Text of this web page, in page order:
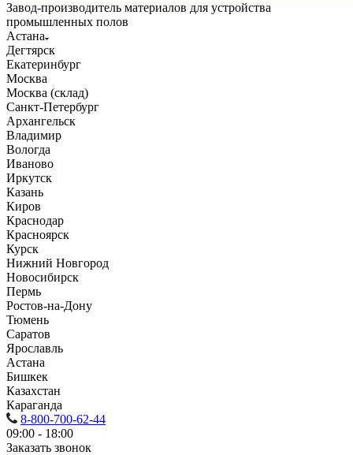
Завод-производитель материалов для устройства
промышленных полов
Астана
Дегтярск
Екатеринбург
Москва
Москва (склад)
Санкт-Петербург
Архангельск
Владимир
Вологда
Иваново
Иркутск
Казань
Киров
Краснодар
Красноярск
Курск
Нижний Новгород
Новосибирск
Пермь
Ростов-на-Дону
Тюмень
Саратов
Ярославль
Астана
Бишкек
Казахстан
Караганда
8-800-700-62-44
09:00 - 18:00
Заказать звонок